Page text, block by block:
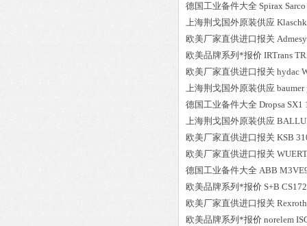
德国工业备件大全 Spirax Sarco
上海荆戈国外原装供应
欧美厂家直供进口报关 Admesy
欧美品牌系列*报价 IRTrans
欧美厂家直供进口报关 hydac
上海荆戈国外原装供应 baumer
德国工业备件大全 Dropsa SX1
上海荆戈国外原装供应
欧美厂家直供进口报关 KSB
欧美厂家直供进口报关
德国工业备件大全 ABB
欧美品牌系列*报价 S+B
欧美厂家直供进口报关 Rexroth
欧美品牌系列*报价 norelem